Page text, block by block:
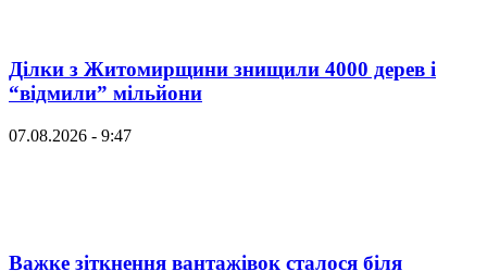
Ділки з Житомирщини знищили 4000 дерев і
“відмили” мільйони
07.08.2026 - 9:47
Важке зіткнення вантажівок сталося біля